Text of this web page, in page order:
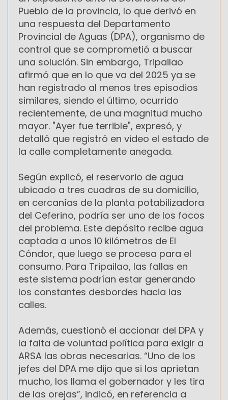
Pueblo de la provincia, lo que derivó en
una respuesta del Departamento
Provincial de Aguas (DPA), organismo de
control que se comprometió a buscar
una solución. Sin embargo, Tripailao
afirmó que en lo que va del 2025 ya se
han registrado al menos tres episodios
similares, siendo el último, ocurrido
recientemente, de una magnitud mucho
mayor. "Ayer fue terrible", expresó, y
detalló que registró en video el estado de
la calle completamente anegada.
Según explicó, el reservorio de agua
ubicado a tres cuadras de su domicilio,
en cercanías de la planta potabilizadora
del Ceferino, podría ser uno de los focos
del problema. Este depósito recibe agua
captada a unos 10 kilómetros de El
Cóndor, que luego se procesa para el
consumo. Para Tripailao, las fallas en
este sistema podrían estar generando
los constantes desbordes hacia las
calles.
Además, cuestionó el accionar del DPA y
la falta de voluntad política para exigir a
ARSA las obras necesarias. “Uno de los
jefes del DPA me dijo que si los aprietan
mucho, los llama el gobernador y les tira
de las orejas”, indicó, en referencia a